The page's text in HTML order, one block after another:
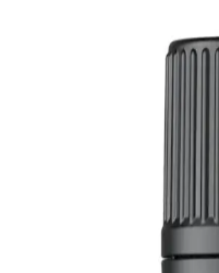
Nioli Yağı Bebeklerde
ve Güvenlik Önerileri
Nioli yağı, antiseptik ve
bebeklerde kullanımı
Uçucu Yağların Özellik
Arifoğlu'nun Biberiye ve